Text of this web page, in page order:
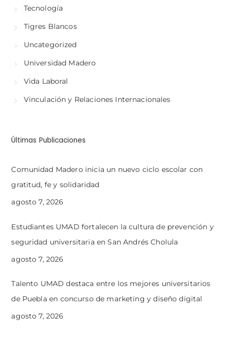
Tecnología
Tigres Blancos
Uncategorized
Universidad Madero
Vida Laboral
Vinculación y Relaciones Internacionales
Últimas Publicaciones
Comunidad Madero inicia un nuevo ciclo escolar con
gratitud, fe y solidaridad
agosto 7, 2026
Estudiantes UMAD fortalecen la cultura de prevención y
seguridad universitaria en San Andrés Cholula
agosto 7, 2026
Talento UMAD destaca entre los mejores universitarios
de Puebla en concurso de marketing y diseño digital
agosto 7, 2026